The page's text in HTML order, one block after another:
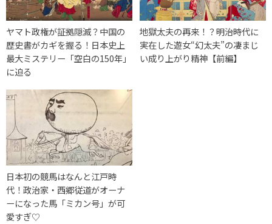
ヤマト政権が証拠隠滅？中国の
歴史書がカギを握る！日本史上
最大ミステリー「空白の150年」
に迫る
地獄太夫の再来！？明治時代に
実在した遊女“幻太夫”の凄まじ
い成り上がり精神【前編】
日本初の競馬はなんと江戸時
代！政治家・西郷従道がオーナ
ーになった馬「ミカン号」が可
愛すぎ♡